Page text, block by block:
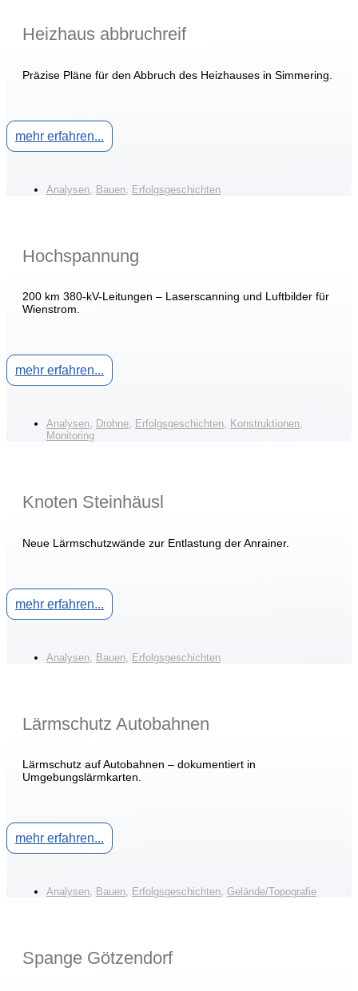
Heizhaus abbruchreif
Präzise Pläne für den Abbruch des Heizhauses in Simmering.
mehr erfahren...
Analysen Bauen Erfolgsgeschichten
Hochspannung
200 km 380-kV-Leitungen – Laserscanning und Luftbilder für
Wienstrom.
mehr erfahren...
Analysen, Drohne, Erfolgsgeschichten, Konstruktionen,
Monitoring
Knoten Steinhäusl
Neue Lärmschutzwände zur Entlastung der Anrainer.
mehr erfahren...
Analysen Bauen Erfolgsgeschichten
Lärmschutz Autobahnen
Lärmschutz auf Autobahnen – dokumentiert in
Umgebungslärmkarten.
mehr erfahren...
Analysen, Bauen, Erfolgsgeschichten, Gelände/Topografie
Spange Götzendorf